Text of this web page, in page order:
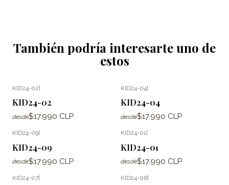
También podría interesarte uno de
estos
KID24-02
KID24-02
desde$17.990 CLP
KID24-04
KID24-04
desde$17.990 CLP
KID24-09
KID24-09
desde$17.990 CLP
KID24-01
KID24-01
desde$17.990 CLP
KID24-07| KID24-06|